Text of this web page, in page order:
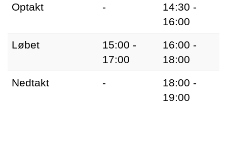
Optakt
-
14:30 -
16:00
Løbet
15:00 -
17:00
16:00 -
18:00
Nedtakt
-
18:00 -
19:00